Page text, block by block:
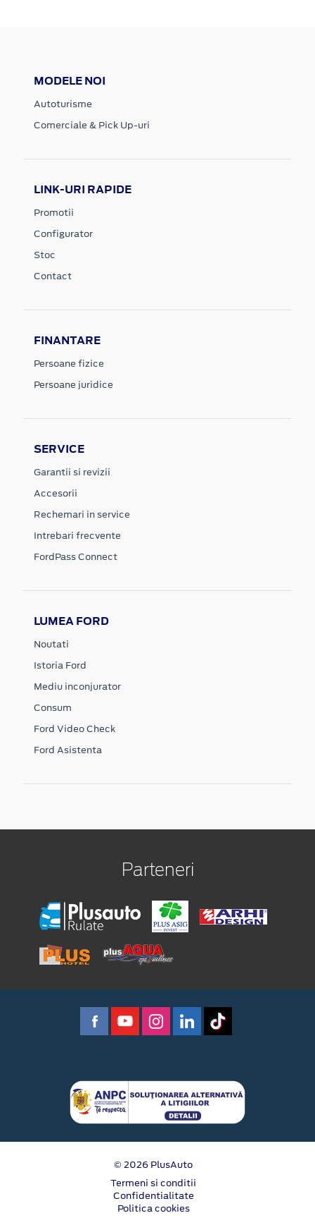
MODELE NOI
Autoturisme
Comerciale & Pick Up-uri
LINK-URI RAPIDE
Promotii
Configurator
Stoc
Contact
FINANTARE
Persoane fizice
Persoane juridice
SERVICE
Garantii si revizii
Accesorii
Rechemari in service
Intrebari frecvente
FordPass Connect
LUMEA FORD
Noutati
Istoria Ford
Mediu inconjurator
Consum
Ford Video Check
Ford Asistenta
Parteneri
© 2026 PlusAuto
Termeni si conditii
Confidentialitate
Politica cookies